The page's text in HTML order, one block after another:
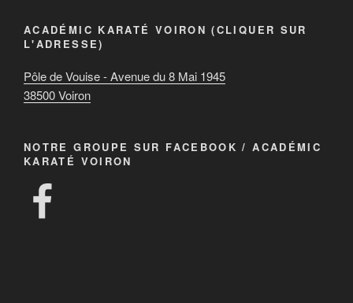
ACADÉMIC KARATÉ VOIRON (CLIQUER SUR
L'ADRESSE)
Pôle de Vouise - Avenue du 8 Mai 1945
38500 Voiron
NOTRE GROUPE SUR FACEBOOK / ACADÉMIC
KARATÉ VOIRON
Facebook